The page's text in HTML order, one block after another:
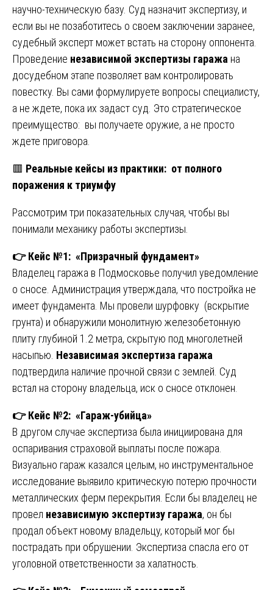
научно-техническую базу. Суд назначит экспертизу, и
если вы не позаботитесь о своем заключении заранее,
судебный эксперт может встать на сторону оппонента.
Проведение независимой экспертизы гаража на
досудебном этапе позволяет вам контролировать
повестку. Вы сами формулируете вопросы специалисту,
а не ждете, пока их задаст суд. Это стратегическое
преимущество: вы получаете оружие, а не просто
ждете приговора.
🟥 Реальные кейсы из практики: от полного
поражения к триумфу
Рассмотрим три показательных случая, чтобы вы
понимали механику работы экспертизы.
👉Кейс №1: «Призрачный фундамент»
Владелец гаража в Подмосковье получил уведомление
о сносе. Администрация утверждала, что постройка не
имеет фундамента. Мы провели шурфовку (вскрытие
грунта) и обнаружили монолитную железобетонную
плиту глубиной 1.2 метра, скрытую под многолетней
насыпью. Независимая экспертиза гаража
подтвердила наличие прочной связи с землей. Суд
встал на сторону владельца, иск о сносе отклонен.
👉Кейс №2: «Гараж-убийца»
В другом случае экспертиза была инициирована для
оспаривания страховой выплаты после пожара.
Визуально гараж казался целым, но инструментальное
исследование выявило критическую потерю прочности
металлических ферм перекрытия. Если бы владелец не
провел независимую экспертизу гаража, он бы
продал объект новому владельцу, который мог бы
пострадать при обрушении. Экспертиза спасла его от
уголовной ответственности за халатность.